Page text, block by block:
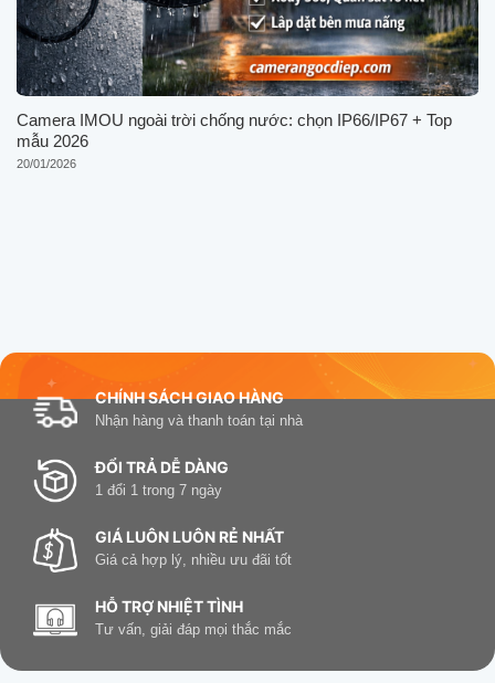
Camera IMOU ngoài trời chống nước: chọn IP66/IP67 + Top
mẫu 2026
20/01/2026
CHÍNH SÁCH GIAO HÀNG
Nhận hàng và thanh toán tại nhà
ĐỔI TRẢ DỄ DÀNG
1 đổi 1 trong 7 ngày
GIÁ LUÔN LUÔN RẺ NHẤT
Giá cả hợp lý, nhiều ưu đãi tốt
HỖ TRỢ NHIỆT TÌNH
Tư vấn, giải đáp mọi thắc mắc